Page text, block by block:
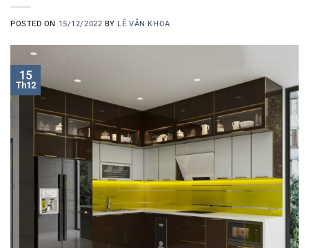
POSTED ON 15/12/2022 BY LÊ VĂN KHOA
15
Th12